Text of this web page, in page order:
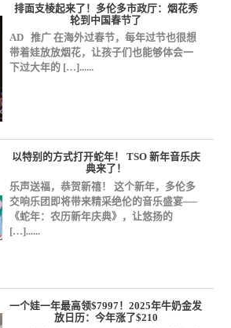
排面支棱起来了！多伦多市政厅：烟花秀
轮到中国春节了
AD 推广 在海外过春节，每年过节也很想
带着娃放放烟花，让孩子们也能够体会一
下过大年的 […]......
以特别的方式打开蛇年！ TSO 新年音乐庆
典来了！
乐声送福，恭贺新禧！ 这个新年，多伦多
交响乐团即将带来精采绝伦的音乐盛宴──
《蛇年：农历新年庆典》，让悠扬的
[…]......
一个娃一年最高领$7997！2025年牛奶金发
放日历：今年涨了$210